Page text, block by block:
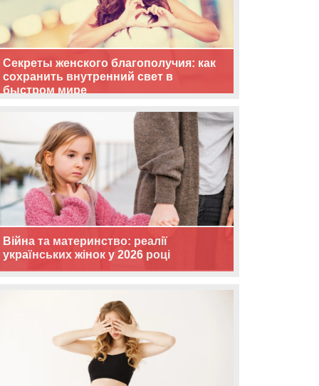
Секреты женского благополучия: как
сохранить внутренний свет в
быстром мире
Війна та материнство: реалії
українських жінок у 2026 році